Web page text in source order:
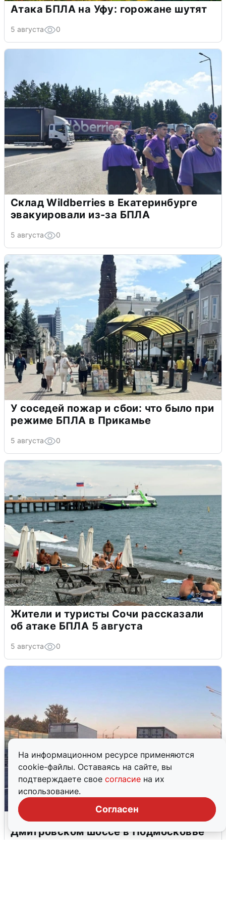
На информационном ресурсе применяются
cookie-файлы. Оставаясь на сайте, вы
подтверждаете свое согласие на их
использование.
Согласен
Атака БПЛА на Уфу: горожане шутят
5 августа 0
Склад Wildberries в Екатеринбурге
эвакуировали из-за БПЛА
5 августа 0
У соседей пожар и сбои: что было при
режиме БПЛА в Прикамье
5 августа 0
Жители и туристы Сочи рассказали
об атаке БПЛА 5 августа
5 августа 0
Пять машин столкнулись на
Дмитровском шоссе в Подмосковье